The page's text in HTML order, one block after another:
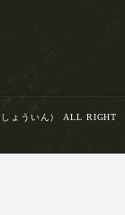
ょういん） ALL RIGHT